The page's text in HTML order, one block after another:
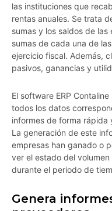
las instituciones que
rentas anuales. Se trata
sumas y los saldos de
sumas de cada una de
ejercicio fiscal. Además,
pasivos, ganancias y
El software ERP
todos los datos
informes de forma rápida
La generación de este
empresas han ganado o
ver el estado del
durante el periodo de
Genera